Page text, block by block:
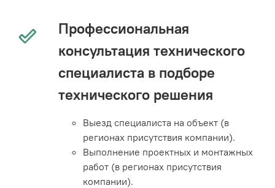
Профессиональная
консультация технического
специалиста в подборе
технического решения
Выезд специалиста на объект (в
регионах присутствия компании).
Выполнение проектных и монтажных
работ (в регионах присутствия
компании).